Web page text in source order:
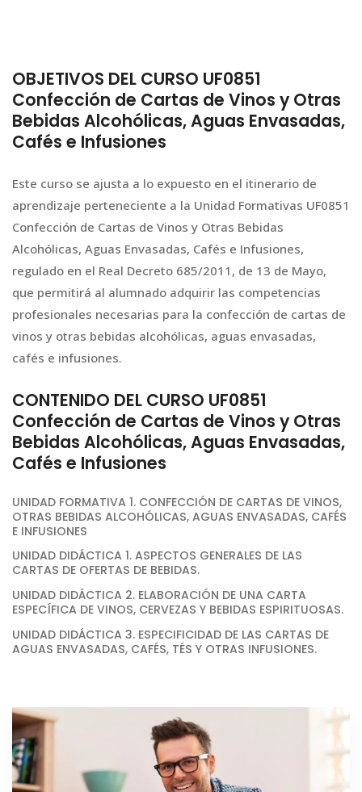
OBJETIVOS DEL CURSO UF0851
Confección de Cartas de Vinos y Otras
Bebidas Alcohólicas, Aguas Envasadas,
Cafés e Infusiones
Este curso se ajusta a lo expuesto en el itinerario de
aprendizaje perteneciente a la Unidad Formativas UF0851
Confección de Cartas de Vinos y Otras Bebidas
Alcohólicas, Aguas Envasadas, Cafés e Infusiones,
regulado en el Real Decreto 685/2011, de 13 de Mayo,
que permitirá al alumnado adquirir las competencias
profesionales necesarias para la confección de cartas de
vinos y otras bebidas alcohólicas, aguas envasadas,
cafés e infusiones.
CONTENIDO DEL CURSO UF0851
Confección de Cartas de Vinos y Otras
Bebidas Alcohólicas, Aguas Envasadas,
Cafés e Infusiones
UNIDAD FORMATIVA 1. CONFECCIÓN DE CARTAS DE VINOS,
OTRAS BEBIDAS ALCOHÓLICAS, AGUAS ENVASADAS, CAFÉS
E INFUSIONES
UNIDAD DIDÁCTICA 1. ASPECTOS GENERALES DE LAS
CARTAS DE OFERTAS DE BEBIDAS.
UNIDAD DIDÁCTICA 2. ELABORACIÓN DE UNA CARTA
ESPECÍFICA DE VINOS, CERVEZAS Y BEBIDAS ESPIRITUOSAS.
UNIDAD DIDÁCTICA 3. ESPECIFICIDAD DE LAS CARTAS DE
AGUAS ENVASADAS, CAFÉS, TÉS Y OTRAS INFUSIONES.